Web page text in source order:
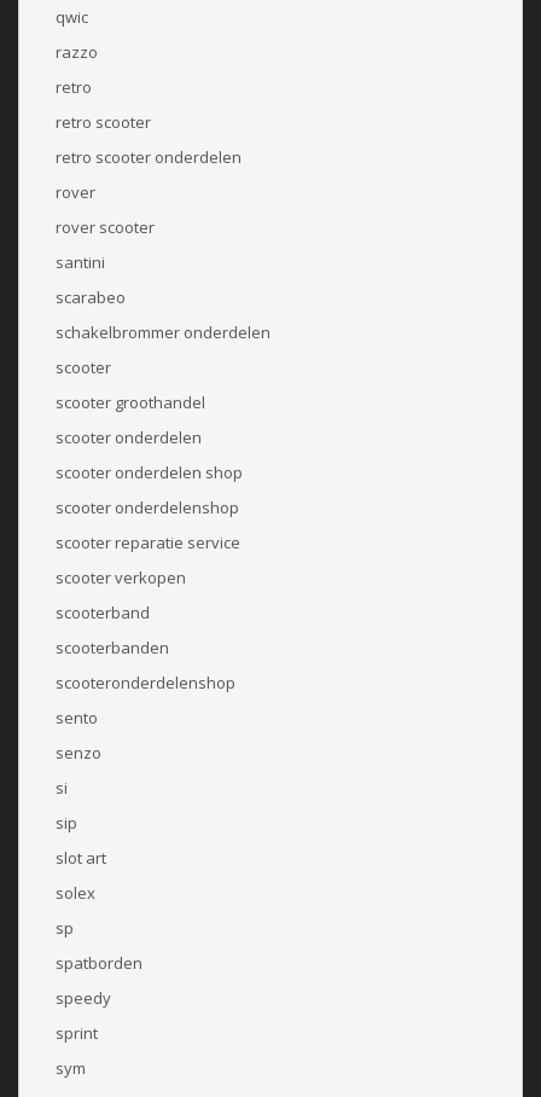
qwic
razzo
retro
retro scooter
retro scooter onderdelen
rover
rover scooter
santini
scarabeo
schakelbrommer onderdelen
scooter
scooter groothandel
scooter onderdelen
scooter onderdelen shop
scooter onderdelenshop
scooter reparatie service
scooter verkopen
scooterband
scooterbanden
scooteronderdelenshop
sento
senzo
si
sip
slot art
solex
sp
spatborden
speedy
sprint
sym